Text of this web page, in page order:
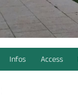
Infos Access